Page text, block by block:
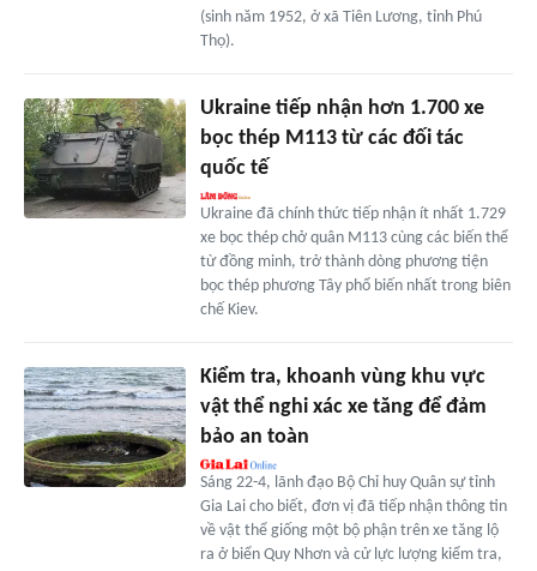
(sinh năm 1952, ở xã Tiên Lương, tỉnh Phú
Thọ).
Ukraine tiếp nhận hơn 1.700 xe
bọc thép M113 từ các đối tác
quốc tế
Ukraine đã chính thức tiếp nhận ít nhất 1.729
xe bọc thép chở quân M113 cùng các biến thể
từ đồng minh, trở thành dòng phương tiện
bọc thép phương Tây phổ biến nhất trong biên
chế Kiev.
Kiểm tra, khoanh vùng khu vực
vật thể nghi xác xe tăng để đảm
bảo an toàn
Sáng 22-4, lãnh đạo Bộ Chỉ huy Quân sự tỉnh
Gia Lai cho biết, đơn vị đã tiếp nhận thông tin
về vật thể giống một bộ phận trên xe tăng lộ
ra ở biển Quy Nhơn và cử lực lượng kiểm tra,